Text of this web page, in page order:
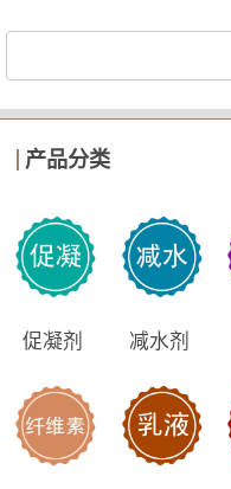
产品分类
促凝剂 减水剂